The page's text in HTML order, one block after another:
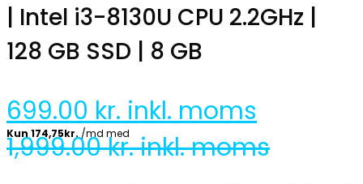
| Intel i3-8130U CPU 2.2GHz |
128 GB SSD | 8 GB
699.00 kr. inkl. moms
1,999.00kr. inkl. moms